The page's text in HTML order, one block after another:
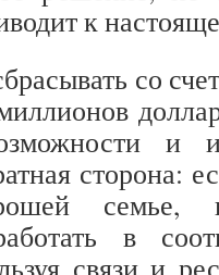
к
со
и
сторона:
семье,
в
связи и